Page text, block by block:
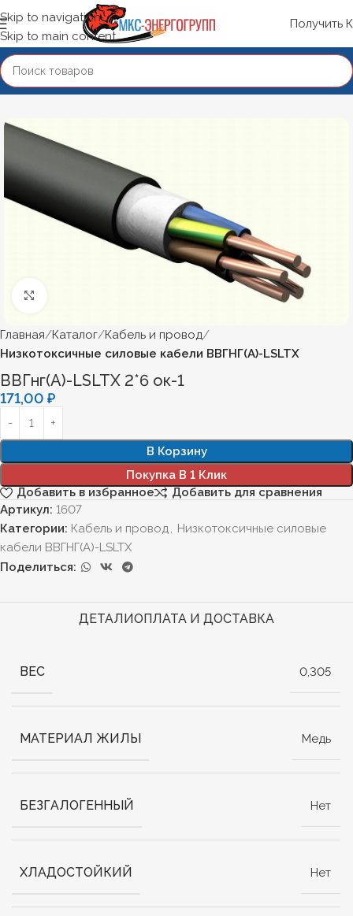
Skip to navigation
Skip to main content
Получить
Главная Каталог Кабель и провод
Низкотоксичные силовые кабели ВВГНГ(А)-LSLTX
ВВГнг(А)-LSLTХ 2*6 ок-1
171,00 ₽
В Корзину
Покупка В 1 Клик
Добавить в избранное
Добавить для сравнения
Артикул: 1607
Категории: Кабель и провод, Низкотоксичные силовые
кабели ВВГНГ(А)-LSLTX
Поделиться:
ДЕТАЛИОПЛАТА И ДОСТАВКА
ВЕС 0,305
МАТЕРИАЛ ЖИЛЫ Медь
БЕЗГАЛОГЕННЫЙ Нет
ХЛАДОСТОЙКИЙ Нет